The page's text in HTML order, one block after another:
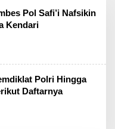
Pol Safi’i Nafsikin
Kendari
Polri Hingga
Daftarnya